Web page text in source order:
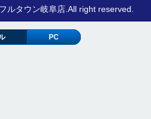
ルタウン岐阜店.All right reserved.
PC